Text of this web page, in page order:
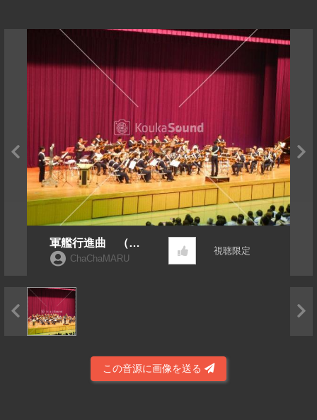
軍艦行進曲 （防
衛大学校吹奏楽団
ChaChaMARU
視聴限定
この音源に画像を送る